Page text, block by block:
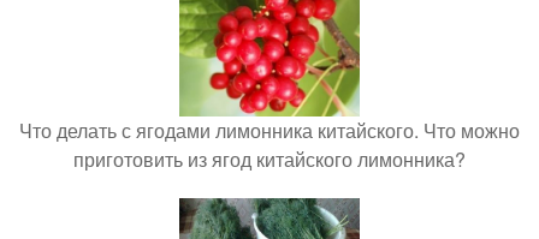
Что делать с ягодами лимонника китайского. Что можно
приготовить из ягод китайского лимонника?